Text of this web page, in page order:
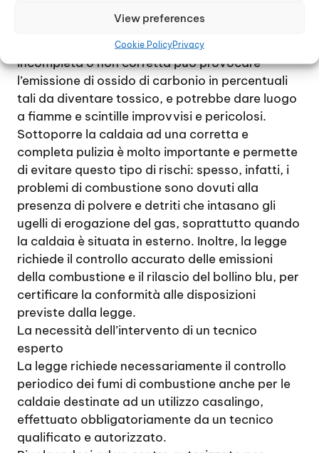
View preferences
Cookie PolicyPrivacy
e dell’ambiente naturale.
Occorre tenere presente che una combustione
incompleta o non corretta può provocare
l’emissione di ossido di carbonio in percentuali
tali da diventare tossico, e potrebbe dare luogo
a fiamme e scintille improvvisi e pericolosi.
Sottoporre la caldaia ad una corretta e
completa pulizia è molto importante e permette
di evitare questo tipo di rischi: spesso, infatti, i
problemi di combustione sono dovuti alla
presenza di polvere e detriti che intasano gli
ugelli di erogazione del gas, soprattutto quando
la caldaia è situata in esterno. Inoltre, la legge
richiede il controllo accurato delle emissioni
della combustione e il rilascio del bollino blu, per
certificare la conformità alle disposizioni
previste dalla legge.
La necessità dell’intervento di un tecnico
esperto
La legge richiede necessariamente il controllo
periodico dei fumi di combustione anche per le
caldaie destinate ad un utilizzo casalingo,
effettuato obbligatoriamente da un tecnico
qualificato e autorizzato.